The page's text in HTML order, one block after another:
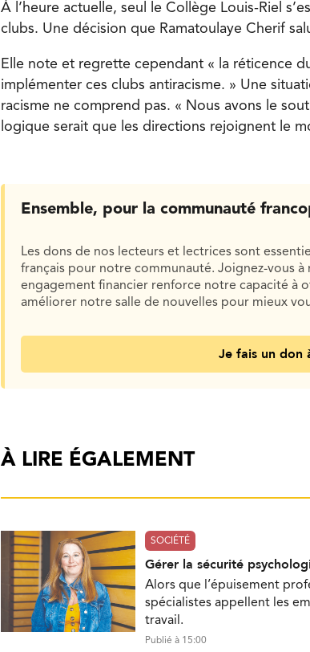
À l’heure actuelle, seul le Collège Louis-Riel
clubs. Une décision que Ramatoulaye Cherif
Elle note et regrette cependant « la réticence
implémenter ces clubs antiracisme. » Une
racisme ne comprend pas. « Nous avons le
logique serait que les directions rejoignent le
Ensemble, pour la communauté
Les dons de nos lecteurs et lectrices sont
français pour notre communauté. Joignez-vous
engagement financier renforce notre capacité à
améliorer notre salle de nouvelles pour mieux
Je fais un don
À LIRE ÉGALEMENT
SOCIÉTÉ
Gérer la sécurité
Alors que l’épuisement
spécialistes appellent les
travail.
Publié à 15:00